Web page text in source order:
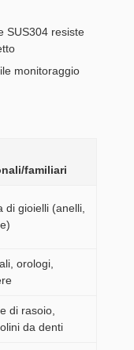
SUS304 resiste
monitoraggio
familiari
di gioielli (anelli,
orologi,
di rasoio,
da denti